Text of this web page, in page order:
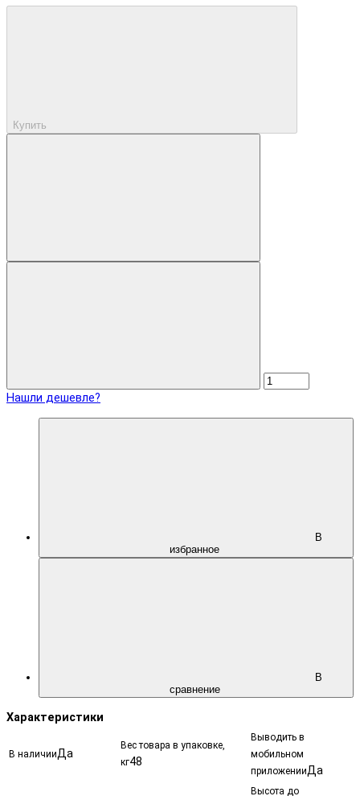
Купить
Нашли дешевле?
В
избранное
В
сравнение
Характеристики
В наличииДа
Вес товара в упаковке,
кг48
Выводить в
мобильном
приложенииДа
Высота до